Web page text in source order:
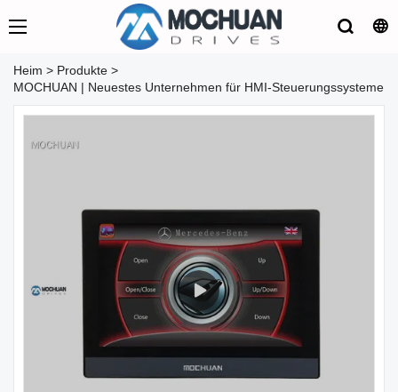
Heim > Produkte >
MOCHUAN | Neuestes Unternehmen für HMI-Steuerungssysteme